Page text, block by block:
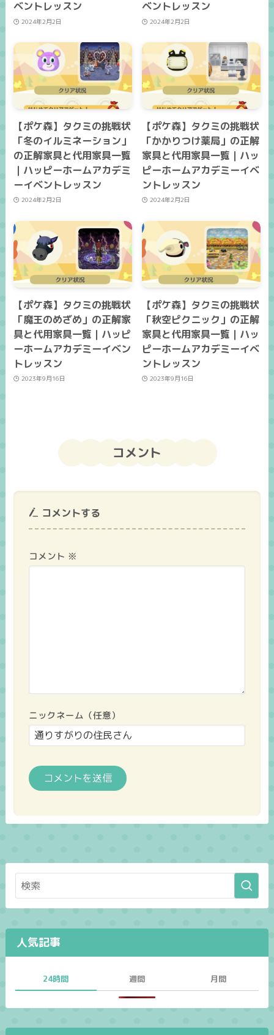
ベントレッスン
2024年2月2日
ベントレッスン
2024年2月2日
【ポケ森】タクミの挑戦状
「冬のイルミネーション」
の正解家具と代用家具一覧
｜ハッピーホームアカデミ
ーイベントレッスン
2024年2月2日
【ポケ森】タクミの挑戦状
「かかりつけ薬局」の正解
家具と代用家具一覧｜ハッ
ピーホームアカデミーイベ
ントレッスン
2024年2月2日
【ポケ森】タクミの挑戦状
「魔王のめざめ」の正解家
具と代用家具一覧｜ハッピ
ーホームアカデミーイベン
トレッスン
2023年9月16日
【ポケ森】タクミの挑戦状
「秋空ピクニック」の正解
家具と代用家具一覧｜ハッ
ピーホームアカデミーイベ
ントレッスン
2023年9月16日
コメント
コメントする
コメント ※
ニックネーム（任意）
人気記事
24時間 週間 月間